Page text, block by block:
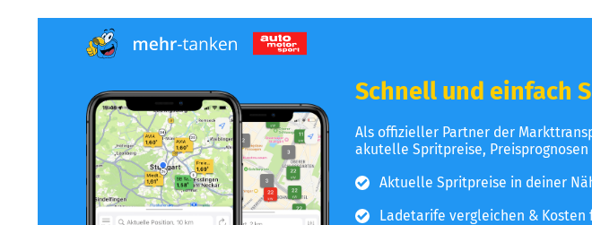
Schnell und einfach
Als offizieller Partner der
akutelle Spritpreise,
Aktuelle Spritpreise in deiner
Ladetarife vergleichen &